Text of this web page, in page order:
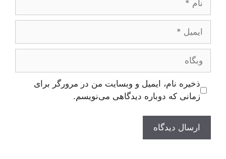
ایمیل
وبگاه
ذخیره نام، ایمیل و وبسایت من در مرورگر برای
زمانی که دوباره دیدگاهی می‌نویسم.